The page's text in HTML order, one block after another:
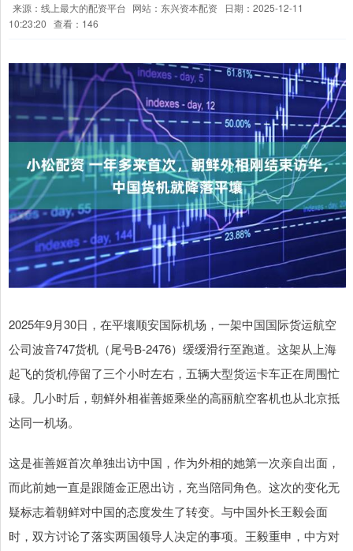
来源：线上最大的配资平台 网站：东兴资本配资
日期：2025-12-11
10:23:20 查看：146
2025年9月30日，在平壤顺安国际机场，一架中国国际货运航空
公司波音747货机（尾号B-2476）缓缓滑行至跑道。这架从上海
起飞的货机停留了三个小时左右，五辆大型货运卡车正在周围忙
碌。几小时后，朝鲜外相崔善姬乘坐的高丽航空客机也从北京抵
达同一机场。
这是崔善姬首次单独出访中国，作为外相的她第一次亲自出面，
而此前她一直是跟随金正恩出访，充当陪同角色。这次的变化无
疑标志着朝鲜对中国的态度发生了转变。与中国外长王毅会面
时，双方讨论了落实两国领导人决定的事项。王毅重申，中方对